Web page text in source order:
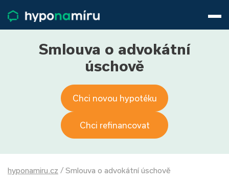
Životní pojištění
Pojištění nemovitosti
800 688 388
9−16 hod.
Přihlásit
Smlouva o advokátní
úschově
Chci novou hypotéku
Chci refinancovat
hyponamiru.cz / Smlouva o advokátní úschově